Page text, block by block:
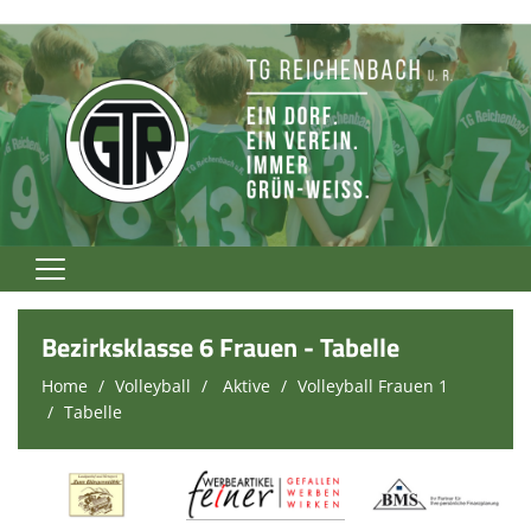
Home
TG Rockt!
Vereinsnews
Fußball
Bezirksklasse 6 Frauen - Tabelle
Home Volleyball Aktive
Volleyball Frauen 1
Tabelle